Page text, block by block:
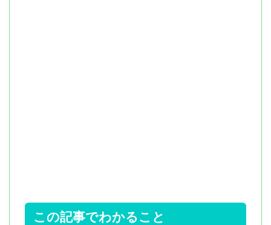
この記事でわかること